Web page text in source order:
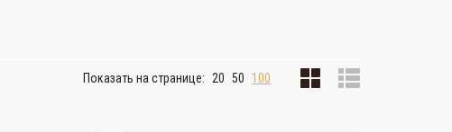
Показать на странице: 20 50 100